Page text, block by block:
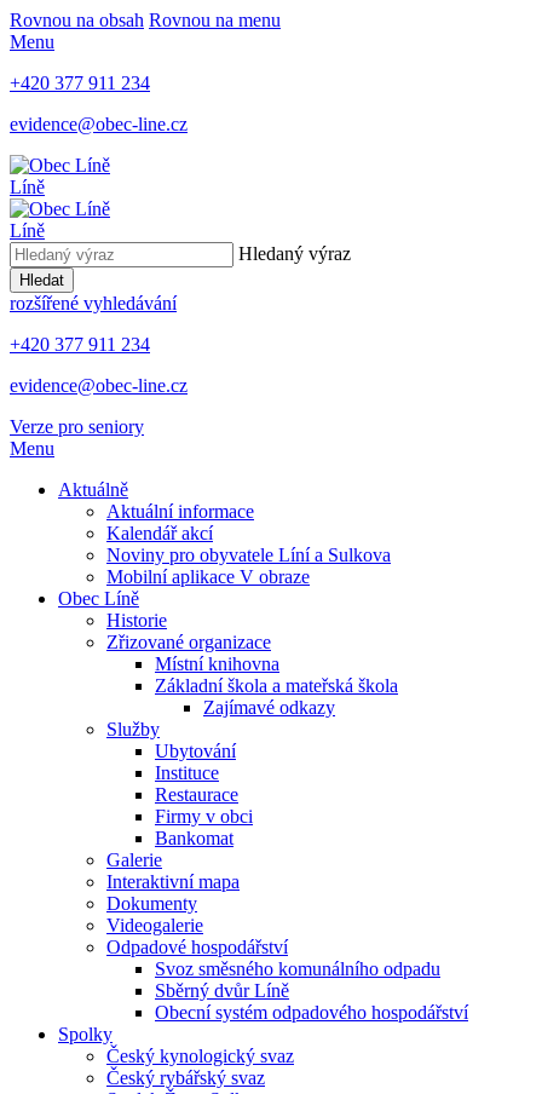
Rovnou na obsah Rovnou na menu
Menu
+420 377 911 234
evidence@obec-line.cz
Líně
Líně
Hledaný výraz
Hledat
rozšířené vyhledávání
+420 377 911 234
evidence@obec-line.cz
Verze pro seniory
Menu
Aktuálně
Aktuální informace
Kalendář akcí
Noviny pro obyvatele Líní a Sulkova
Mobilní aplikace V obraze
Obec Líně
Historie
Zřizované organizace
Místní knihovna
Základní škola a mateřská škola
Zajímavé odkazy
Služby
Ubytování
Instituce
Restaurace
Firmy v obci
Bankomat
Galerie
Interaktivní mapa
Dokumenty
Videogalerie
Odpadové hospodářství
Svoz směsného komunálního odpadu
Sběrný dvůr Líně
Obecní systém odpadového hospodářství
Spolky
Český kynologický svaz
Český rybářský svaz